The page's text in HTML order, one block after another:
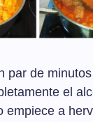
par de
el
empiece a